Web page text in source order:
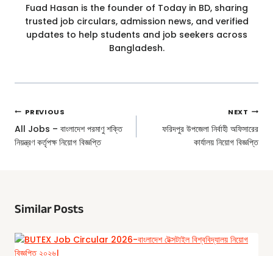
Fuad Hasan is the founder of Today in BD, sharing
trusted job circulars, admission news, and verified
updates to help students and job seekers across
Bangladesh.
Post
Navigation
PREVIOUS
All Jobs – বাংলাদেশ পরমাণু শক্তি
নিয়ন্ত্রণ কর্তৃপক্ষ নিয়োগ বিজ্ঞপ্তি
NEXT
ফরিদপুর উপজেলা নির্বাহী অফিসারের
কার্যালয় নিয়োগ বিজ্ঞপ্তি
Similar Posts